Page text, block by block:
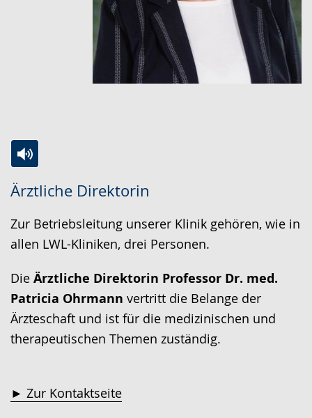
Ärztliche Direktorin
Leichten
Sprache
wechseln.
Audio-
Unterstützung.
Video
in
Deutscher
wird
angezeigt.
Zur Betriebsleitung unserer Klinik gehören, wie in
allen LWL-Kliniken, drei Personen.
Die Ärztliche Direktorin Professor Dr. med.
Patricia Ohrmann vertritt die Belange der
Ärzteschaft und ist für die medizinischen und
therapeutischen Themen zuständig.
► Zur Kontaktseite